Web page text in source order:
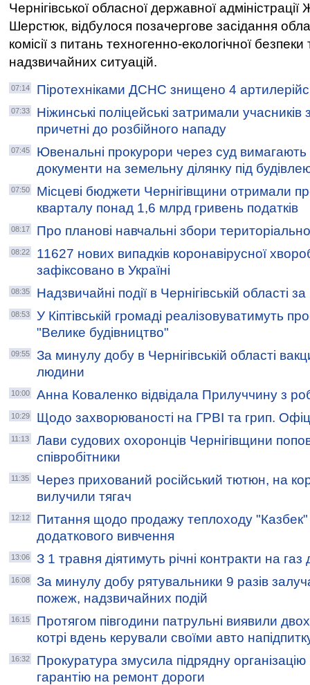
Чернігівської обласної державної
Шерстюк, відбулося позачергове засідання
комісії з питань техногенно-екологічної безпеки
надзвичайних ситуацій.
07:14 Піротехніками ДСНС знищено 4
07:33
Ніжинські поліцейські затримали
причетні до розбійного нападу
07:45
Ювенальні прокурори через суд
документи на земельну ділянку під
07:50
Місцеві бюджети Чернігівщини отримали
кварталу понад 1,6 млрд гривень податків
08:17 Про планові навчальні збори
08:22
11627 нових випадків коронавірусної
зафіксовано в Україні
08:35 Надзвичайні події в Чернігівській області
08:53
У Кіптівській громаді реалізовуватимуть
"Велике будівництво"
09:55
За минулу добу в Чернігівській області
людини
10:00 Анна Коваленко відвідала Прилуччину з
10:29 Щодо захворюваності на ГРВІ та грип.
11:13
Лави судових охоронців Чернігівщини
співробітники
11:35
Через прихований російський тютюн, на
вилучили тягач
12:12
Питання щодо продажу теплоходу "Казбек"
додаткового вивчення
13:06 З 1 травня діятимуть річні контракти на
16:08
За минулу добу рятувальники 9 разів
пожеж, надзвичайних подій
16:15
Протягом півгодини патрульні виявили
котрі вдень керували своїми авто
16:32
Прокуратура змусила підрядну
гарантію на ремонт дороги